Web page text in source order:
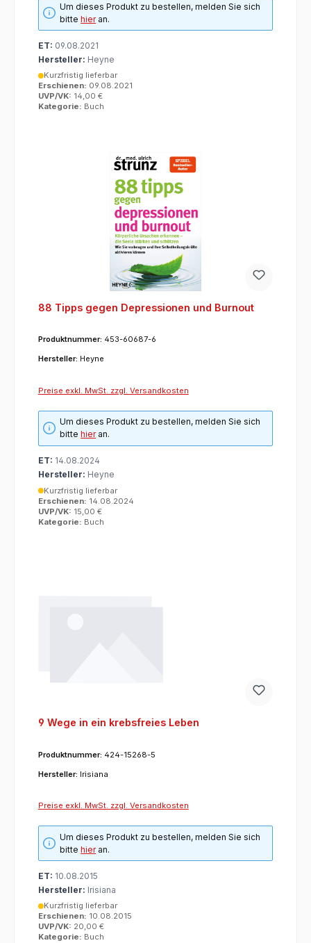
Um dieses Produkt zu bestellen, melden Sie sich
bittehieran.
ET: 09.08.2021
Hersteller: Heyne
Kurzfristig lieferbar
Erschienen: 09.08.2021
UVP/VK: 14,00 €
Kategorie: Buch
88 Tipps gegen Depressionen und Burnout
Produktnummer: 453-60687-6
Hersteller: Heyne
Preise exkl. MwSt. zzgl. Versandkosten
Um dieses Produkt zu bestellen, melden Sie sich
bittehieran.
ET: 14.08.2024
Hersteller: Heyne
Kurzfristig lieferbar
Erschienen: 14.08.2024
UVP/VK: 15,00 €
Kategorie: Buch
9 Wege in ein krebsfreies Leben
Produktnummer: 424-15268-5
Hersteller: Irisiana
Preise exkl. MwSt. zzgl. Versandkosten
Um dieses Produkt zu bestellen, melden Sie sich
bittehieran.
ET: 10.08.2015
Hersteller: Irisiana
Kurzfristig lieferbar
Erschienen: 10.08.2015
UVP/VK: 20,00 €
Kategorie: Buch